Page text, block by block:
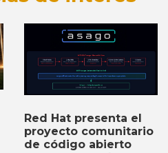
Red Hat presenta el
proyecto comunitario
de código abierto